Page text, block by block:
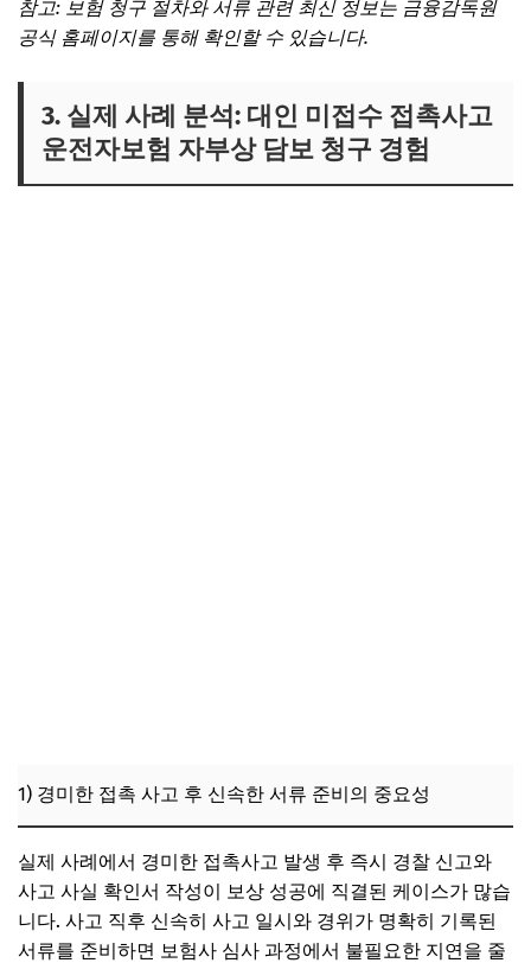
참고: 보험 청구 절차와 서류 관련 최신 정보는 금융감독원
공식 홈페이지를 통해 확인할 수 있습니다.
3. 실제 사례 분석: 대인 미접수 접촉사고
운전자보험 자부상 담보 청구 경험
1) 경미한 접촉 사고 후 신속한 서류 준비의 중요성
실제 사례에서 경미한 접촉사고 발생 후 즉시 경찰 신고와
사고 사실 확인서 작성이 보상 성공에 직결된 케이스가 많습
니다. 사고 직후 신속히 사고 일시와 경위가 명확히 기록된
서류를 준비하면 보험사 심사 과정에서 불필요한 지연을 줄